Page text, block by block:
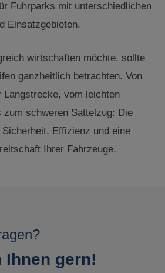
Fuhrparks mit unterschiedlichen
Einsatzgebieten.
wirtschaften möchte, sollte
ganzheitlich betrachten. Von
vom leichten
zum schweren Sattelzug: Die
Effizienz und eine
Ihrer Fahrzeuge.
Ihnen gern!